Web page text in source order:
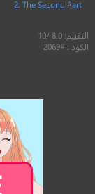
التقييم: 8.0 /10
الكود : #2069